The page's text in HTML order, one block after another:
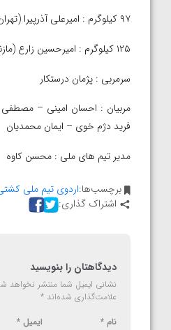
۹۷ کیلوگرم : امیرعلی آذرپیرا (تهران)
۱۲۵ کیلوگرم : امیرحسین زارع (مازندران)
سرمربی : پژمان درستکار
مربیان : احسان امینی – مصطفی
فرید دژم خوی – ایمان محمدیان
مدیر تیم های ملی : محسن کاوه
برچسب‌ها:اردوی تیم ملی
اشتراک گذاری:
دیدگاهتان را بنویسید
نشانی ایمیل شما منتشر نخواهد
علامت‌گذاری شده‌اند *
نام * ایمیل *